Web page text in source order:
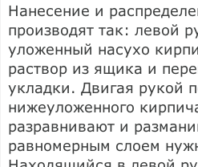
Нанесение и
производят так: левой
уложенный насухо
раствор из ящика и
укладки. Двигая рукой
нижеуложенного
разравнивают и
равномерным слоем